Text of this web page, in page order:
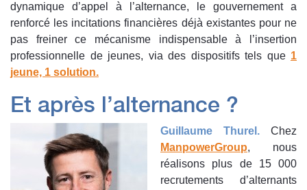
dynamique d’appel à l’alternance, le gouvernement a
renforcé les incitations financières déjà existantes pour ne
pas freiner ce mécanisme indispensable à l’insertion
professionnelle de jeunes, via des dispositifs tels que 1
jeune, 1 solution.
Et après l’alternance ?
Guill aume Thurel. Chez
ManpowerGroup, nous
réalisons plus de 15 000
recrutements d’alternants